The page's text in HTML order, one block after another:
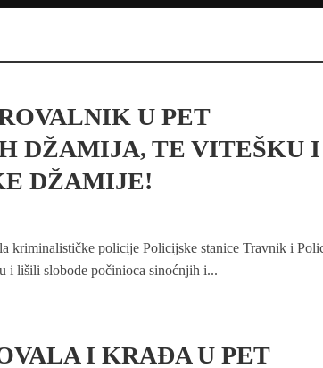
U PET
DŽAMIJA, TE VITEŠKU I
DŽAMIJE!
kriminalističke policije Policijske stanice Travnik i
i lišili slobode počinioca sinoćnjih i...
I KRAĐA U PET